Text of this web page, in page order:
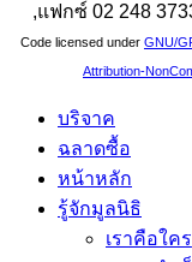
,แฟกซ์ 02 248
Code licensed under GNU/
Attribution-
บริจาค
ฉลาดซื้อ
หน้าหลัก
รู้จักมูลนิธิ
เราคือใคร